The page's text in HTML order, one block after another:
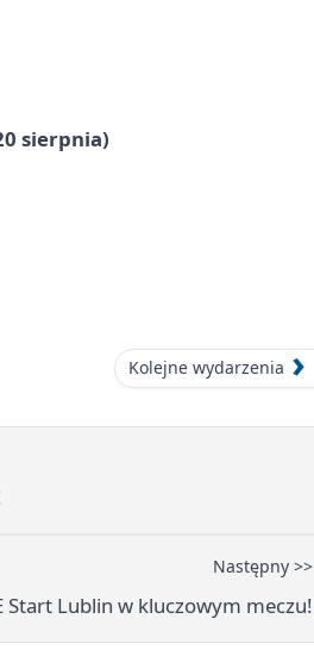
sierpnia)
Kolejne wydarzenia
Następny >>
Start Lublin w kluczowym meczu!